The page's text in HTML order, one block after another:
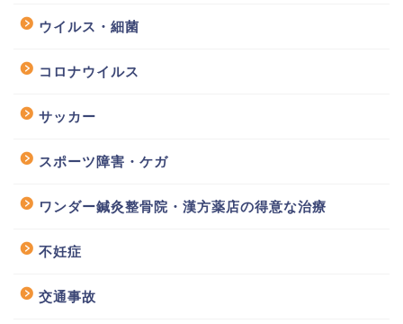
ウイルス・細菌
コロナウイルス
サッカー
スポーツ障害・ケガ
ワンダー鍼灸整骨院・漢方薬店の得意な治療
不妊症
交通事故